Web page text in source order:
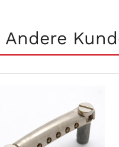
Andere